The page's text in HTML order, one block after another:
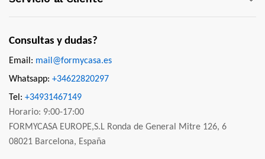
Consultas y dudas?
Email: mail@formycasa.es
Whatsapp: +34622820297
Tel: +34931467149
Horario: 9:00-17:00
FORMYCASA EUROPE,S.L Ronda de General Mitre 126, 6
08021 Barcelona, España